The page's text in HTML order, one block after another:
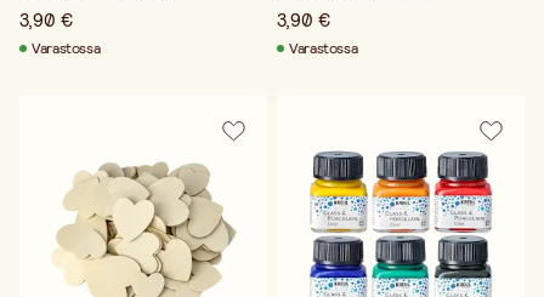
3,90 €
Varastossa
3,90 €
Varastossa